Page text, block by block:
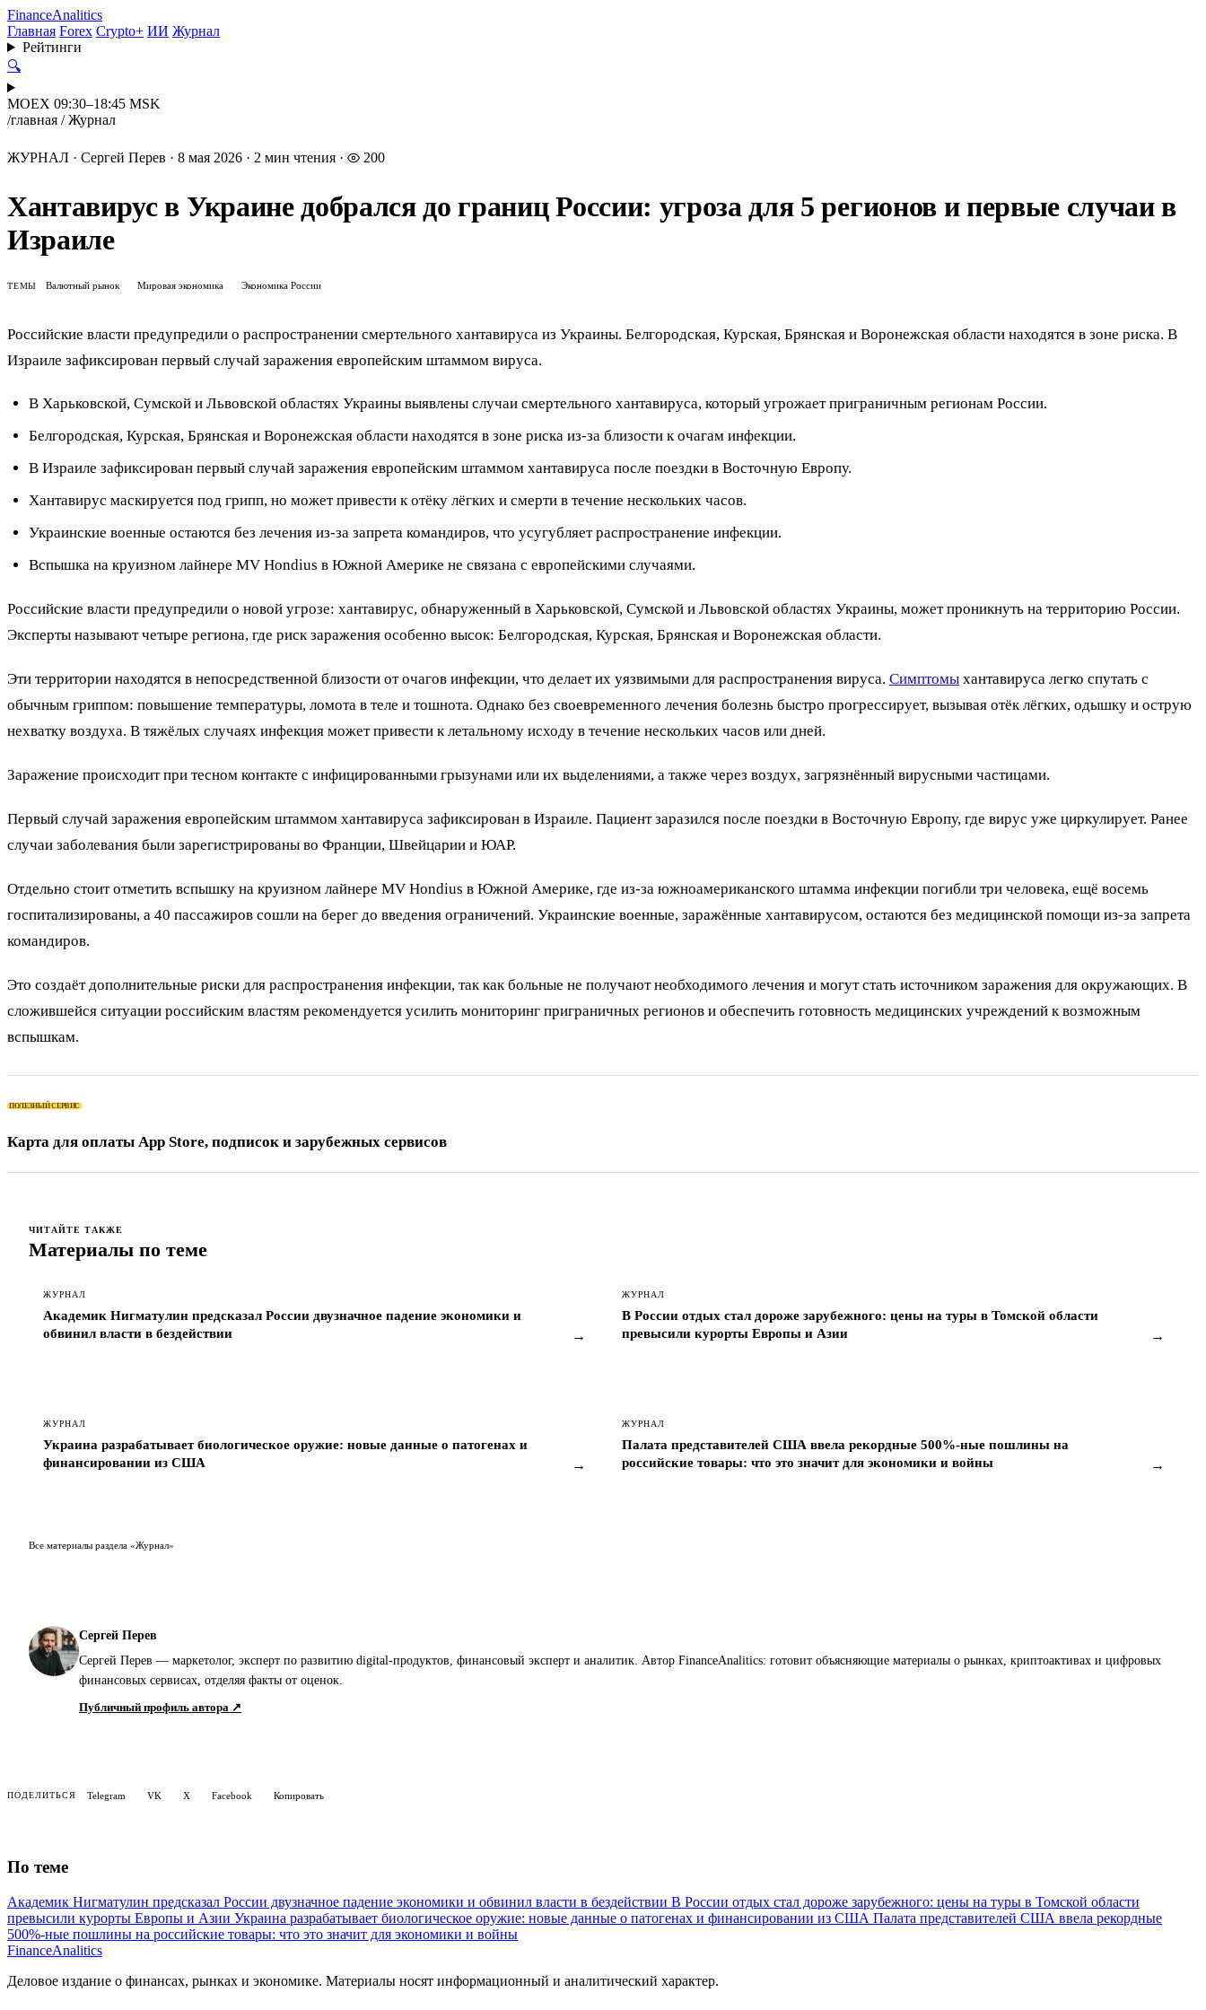
FinanceAnalitics
Главная Forex Crypto+ ИИ Журнал
Рейтинги
🔍
MOEX 09:30–18:45 MSK
/главная / Журнал
ЖУРНАЛ · Сергей Перев · 8 мая 2026 · 2 мин чтения · 200
Хантавирус в Украине добрался до границ России: угроза для 5 регионов и первые случаи в
Израиле
ТЕМЫ Валютный рынок Мировая экономика Экономика России
Российские власти предупредили о распространении смертельного хантавируса из Украины. Белгородская, Курская, Брянская и Воронежская области находятся в зоне риска. В
Израиле зафиксирован первый случай заражения европейским штаммом вируса.
В Харьковской, Сумской и Львовской областях Украины выявлены случаи смертельного хантавируса, который угрожает приграничным регионам России.
Белгородская, Курская, Брянская и Воронежская области находятся в зоне риска из-за близости к очагам инфекции.
В Израиле зафиксирован первый случай заражения европейским штаммом хантавируса после поездки в Восточную Европу.
Хантавирус маскируется под грипп, но может привести к отёку лёгких и смерти в течение нескольких часов.
Украинские военные остаются без лечения из-за запрета командиров, что усугубляет распространение инфекции.
Вспышка на круизном лайнере MV Hondius в Южной Америке не связана с европейскими случаями.
Российские власти предупредили о новой угрозе: хантавирус, обнаруженный в Харьковской, Сумской и Львовской областях Украины, может проникнуть на территорию России.
Эксперты называют четыре региона, где риск заражения особенно высок: Белгородская, Курская, Брянская и Воронежская области.
Эти территории находятся в непосредственной близости от очагов инфекции, что делает их уязвимыми для распространения вируса. Симптомы хантавируса легко спутать с
обычным гриппом: повышение температуры, ломота в теле и тошнота. Однако без своевременного лечения болезнь быстро прогрессирует, вызывая отёк лёгких, одышку и острую
нехватку воздуха. В тяжёлых случаях инфекция может привести к летальному исходу в течение нескольких часов или дней.
Заражение происходит при тесном контакте с инфицированными грызунами или их выделениями, а также через воздух, загрязнённый вирусными частицами.
Первый случай заражения европейским штаммом хантавируса зафиксирован в Израиле. Пациент заразился после поездки в Восточную Европу, где вирус уже циркулирует. Ранее
случаи заболевания были зарегистрированы во Франции, Швейцарии и ЮАР.
Отдельно стоит отметить вспышку на круизном лайнере MV Hondius в Южной Америке, где из-за южноамериканского штамма инфекции погибли три человека, ещё восемь
госпитализированы, а 40 пассажиров сошли на берег до введения ограничений. Украинские военные, заражённые хантавирусом, остаются без медицинской помощи из-за запрета
командиров.
Это создаёт дополнительные риски для распространения инфекции, так как больные не получают необходимого лечения и могут стать источником заражения для окружающих. В
сложившейся ситуации российским властям рекомендуется усилить мониторинг приграничных регионов и обеспечить готовность медицинских учреждений к возможным
вспышкам.
ПОЛЕЗНЫЙ СЕРВИС
Карта для оплаты App Store, подписок и зарубежных сервисов
ЧИТАЙТЕ ТАКЖЕ
Материалы по теме
ЖУРНАЛ
Академик Нигматулин предсказал России двузначное падение экономики и
обвинил власти в бездействии
→
ЖУРНАЛ
В России отдых стал дороже зарубежного: цены на туры в Томской области
превысили курорты Европы и Азии
→
ЖУРНАЛ
Украина разрабатывает биологическое оружие: новые данные о патогенах и
финансировании из США
→
ЖУРНАЛ
Палата представителей США ввела рекордные 500%-ные пошлины на
российские товары: что это значит для экономики и войны
→
Все материалы раздела «Журнал»
Сергей Перев
Сергей Перев — маркетолог, эксперт по развитию digital-продуктов, финансовый эксперт и аналитик. Автор FinanceAnalitics: готовит объясняющие материалы о рынках, криптоактивах и цифровых
финансовых сервисах, отделяя факты от оценок.
Публичный профиль автора ↗
ПОДЕЛИТЬСЯ Telegram VK X Facebook Копировать
По теме
Академик Нигматулин предсказал России двузначное падение экономики и обвинил власти в бездействии В России отдых стал дороже зарубежного: цены на туры в Томской области
превысили курорты Европы и Азии Украина разрабатывает биологическое оружие: новые данные о патогенах и финансировании из США Палата представителей США ввела рекордные
500%-ные пошлины на российские товары: что это значит для экономики и войны
FinanceAnalitics
Деловое издание о финансах, рынках и экономике. Материалы носят информационный и аналитический характер.